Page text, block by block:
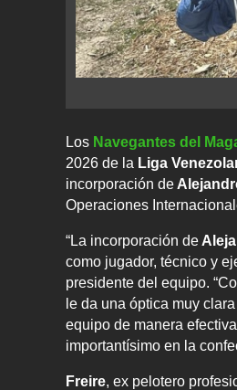
Los Navegantes del
2026 de la Liga
incorporación de
Operaciones
“La incorporación de
como jugador, técnico y
presidente del equipo.
le da una óptica muy
equipo de manera
importantísimo en la
Freire, ex pelotero